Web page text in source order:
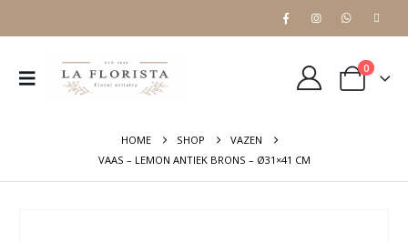
0
HOME SHOP
VAZEN
VAAS – LEMON ANTIEK BRONS – Ø31×41 CM